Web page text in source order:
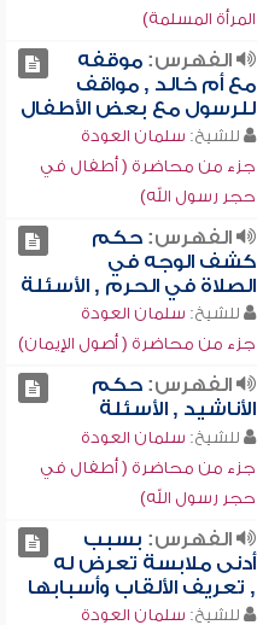
المرأة المسلمة)
الفهرس:موقفه
مع أم خالد , مواقف
للرسول مع بعض الأطفال
للشيخ: سلمان العودة
جزء من محاضرة ( أطفال في
حجر رسول الله)
الفهرس:حكم
كشف الوجه في
الصلاة في الحرم , الأسئلة
للشيخ: سلمان العودة
جزء من محاضرة ( أصول الإيمان)
الفهرس:حكم
الأناشيد , الأسئلة
للشيخ: سلمان العودة
جزء من محاضرة ( أطفال في
حجر رسول الله)
الفهرس: بسبب
أدنى ملابسة تعرض له
, تعريف الألقاب وأسبابها
للشيخ: سلمان العودة